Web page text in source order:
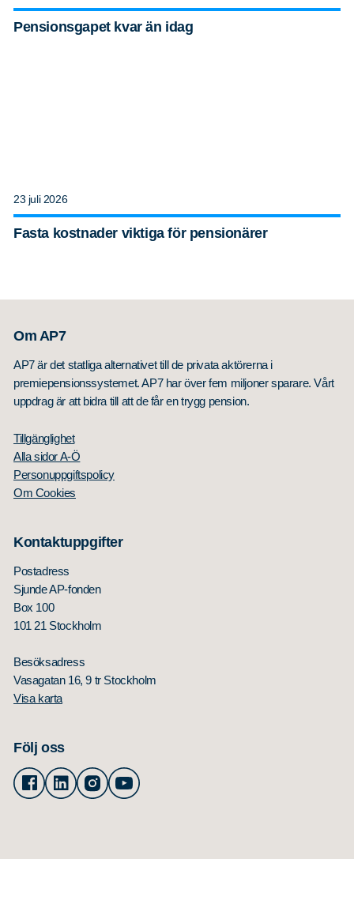
Pensionsgapet kvar än idag
23 juli 2026
Fasta kostnader viktiga för pensionärer
Om AP7
AP7 är det statliga alternativet till de privata aktörerna i
premiepensionssystemet. AP7 har över fem miljoner sparare. Vårt
uppdrag är att bidra till att de får en trygg pension.
Tillgänglighet
Alla sidor A-Ö
Personuppgiftspolicy
Om Cookies
Kontaktuppgifter
Postadress
Sjunde AP-fonden
Box 100
101 21 Stockholm
Besöksadress
Vasagatan 16, 9 tr Stockholm
Visa karta
Följ oss
FacebookLinkedinInstagramYoutube